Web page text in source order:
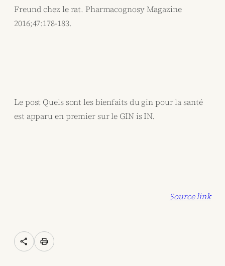
Freund chez le rat. Pharmacognosy Magazine
2016;47:178-183.
Le post Quels sont les bienfaits du gin pour la santé
est apparu en premier sur le GIN is IN.
Source link
share print